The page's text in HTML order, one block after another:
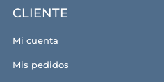
CLIENTE
Mi cuenta
Mis pedidos